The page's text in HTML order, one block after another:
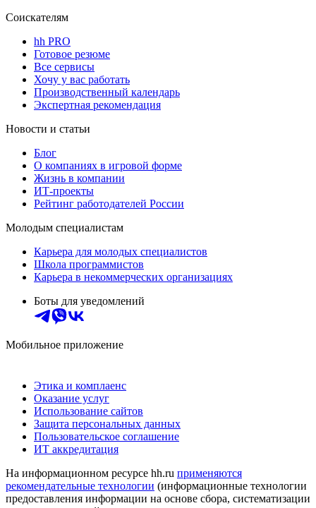
Соискателям
hh PRO
Готовое резюме
Все сервисы
Хочу у вас работать
Производственный календарь
Экспертная рекомендация
Новости и статьи
Блог
О компаниях в игровой форме
Жизнь в компании
ИТ-проекты
Рейтинг работодателей России
Молодым специалистам
Карьера для молодых специалистов
Школа программистов
Карьера в некоммерческих организациях
Боты для уведомлений
Мобильное приложение
Этика и комплаенс
Оказание услуг
Использование сайтов
Защита персональных данных
Пользовательское соглашение
ИТ аккредитация
На информационном ресурсе hh.ru применяются
рекомендательные технологии (информационные технологии
предоставления информации на основе сбора, систематизации